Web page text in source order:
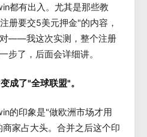
都有出入。尤其是那些教
册要交5美元押金"的内容，
——我这次实测，整个注册
步了，后面会详细讲。
成了"全球联盟"。
的印象是"做欧洲市场才用
家占大头。合并之后这个印